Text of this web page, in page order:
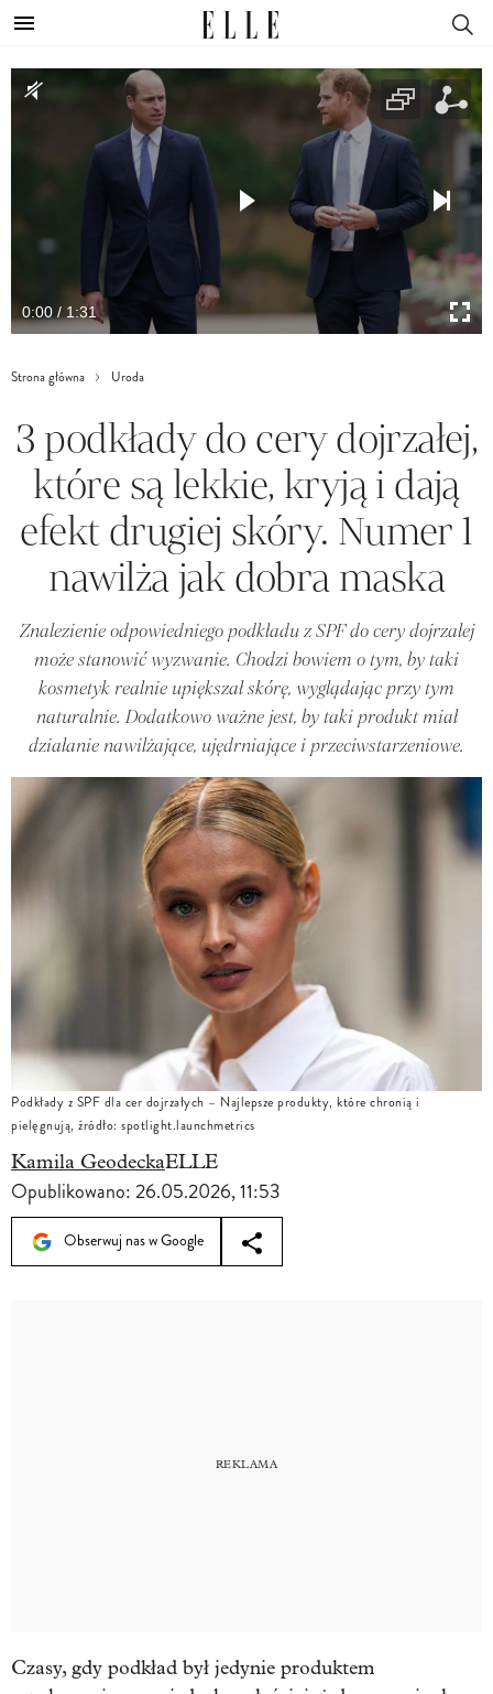
0:00 / 1:31
Strona główna Uroda
3 podkłady do cery dojrzałej,
które są lekkie, kryją i dają
efekt drugiej skóry. Numer 1
nawilża jak dobra maska
Znalezienie odpowiedniego podkładu z SPF do cery dojrzałej
może stanowić wyzwanie. Chodzi bowiem o tym, by taki
kosmetyk realnie upiększał skórę, wyglądając przy tym
naturalnie. Dodatkowo ważne jest, by taki produkt miał
działanie nawilżające, ujędrniające i przeciwstarzeniowe.
Podkłady z SPF dla cer dojrzałych – Najlepsze produkty, które chronią i
pielęgnują, źródło: spotlight.launchmetrics
Kamila GeodeckaELLE
Opublikowano:26.05.2026, 11:53
Obserwuj nas w Google
Czasy, gdy podkład był jedynie produktem